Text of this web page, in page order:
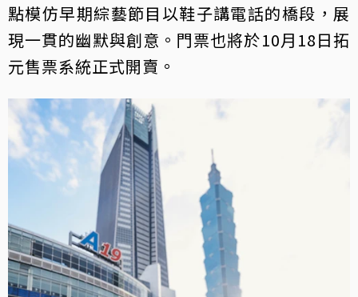
點模仿早期綜藝節目以鞋子講電話的橋段，展
現一貫的幽默與創意。門票也將於10月18日拓
元售票系統正式開賣。